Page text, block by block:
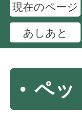
現在のページ
あしあと
ペッ